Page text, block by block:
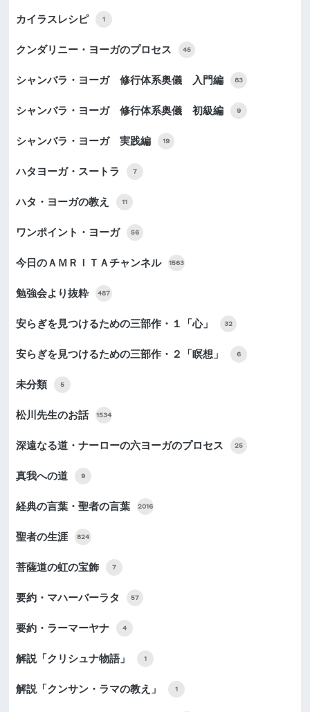
カイラスレシピ 1
クンダリニー・ヨーガのプロセス 45
シャンバラ・ヨーガ 修行体系奥儀 入門編 83
シャンバラ・ヨーガ 修行体系奥儀 初級編 9
シャンバラ・ヨーガ 実践編 19
ハタヨーガ・スートラ 7
ハタ・ヨーガの教え 11
ワンポイント・ヨーガ 56
今日のＡＭＲＩＴＡチャンネル 1563
勉強会より抜粋 487
安らぎを見つけるための三部作・１「心」 32
安らぎを見つけるための三部作・２「瞑想」 6
未分類 5
松川先生のお話 1534
深遠なる道・ナーローの六ヨーガのプロセス 25
真我への道 9
経典の言葉・聖者の言葉 2016
聖者の生涯 824
菩薩道の虹の宝飾 7
要約・マハーバーラタ 57
要約・ラーマーヤナ 4
解説「クリシュナ物語」 1
解説「クンサン・ラマの教え」 1